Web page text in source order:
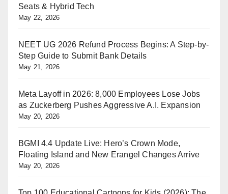
Seats & Hybrid Tech
May 22, 2026
NEET UG 2026 Refund Process Begins: A Step-by-
Step Guide to Submit Bank Details
May 21, 2026
Meta Layoff in 2026: 8,000 Employees Lose Jobs
as Zuckerberg Pushes Aggressive A.I. Expansion
May 20, 2026
BGMI 4.4 Update Live: Hero’s Crown Mode,
Floating Island and New Erangel Changes Arrive
May 20, 2026